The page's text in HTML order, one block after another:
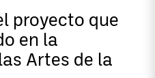
proyecto que
en la
Artes de la